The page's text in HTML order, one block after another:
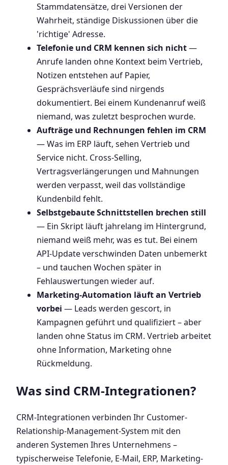
Stammdatensätze, drei Versionen der
Wahrheit, ständige Diskussionen über die
'richtige' Adresse.
Telefonie und CRM kennen sich nicht—
Anrufe landen ohne Kontext beim Vertrieb,
Notizen entstehen auf Papier,
Gesprächsverläufe sind nirgends
dokumentiert. Bei einem Kundenanruf weiß
niemand, was zuletzt besprochen wurde.
Aufträge und Rechnungen fehlen im CRM
— Was im ERP läuft, sehen Vertrieb und
Service nicht. Cross-Selling,
Vertragsverlängerungen und Mahnungen
werden verpasst, weil das vollständige
Kundenbild fehlt.
Selbstgebaute Schnittstellen brechen still
— Ein Skript läuft jahrelang im Hintergrund,
niemand weiß mehr, was es tut. Bei einem
API-Update verschwinden Daten unbemerkt
– und tauchen Wochen später in
Fehlauswertungen wieder auf.
Marketing-Automation läuft an Vertrieb
vorbei — Leads werden gescort, in
Kampagnen geführt und qualifiziert – aber
landen ohne Status im CRM. Vertrieb arbeitet
ohne Information, Marketing ohne
Rückmeldung.
Was sind CRM-Integrationen?
CRM-Integrationen verbinden Ihr Customer-
Relationship-Management-System mit den
anderen Systemen Ihres Unternehmens –
typischerweise Telefonie, E-Mail, ERP, Marketing-